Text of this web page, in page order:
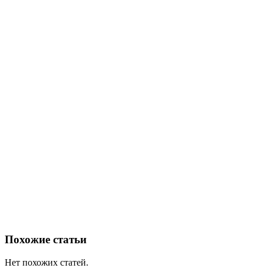
Похожие статьи
Нет похожих статей.